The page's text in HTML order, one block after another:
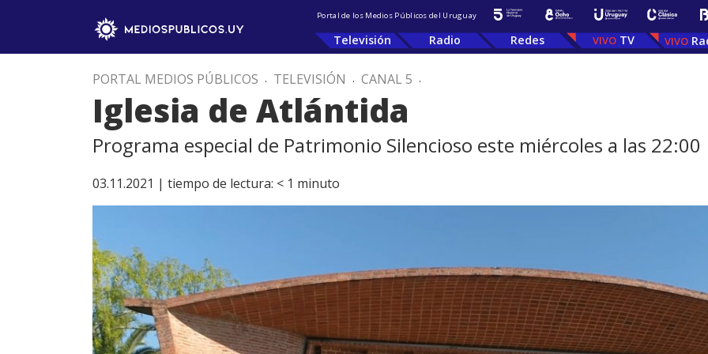
Portal de los Medios Públicos del Uruguay
Televisión Radio Redes TV
PORTAL MEDIOS PÚBLICOS . TELEVISIÓN . CANAL 5 .
Iglesia de Atlántida
Programa especial de Patrimonio Silencioso este miércoles a las 22:00
03.11.2021 | tiempo de lectura: < 1 minuto